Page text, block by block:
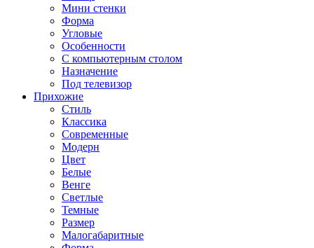
Мини стенки
Форма
Угловые
Особенности
С компьютерным столом
Назначение
Под телевизор
Прихожие
Стиль
Классика
Современные
Модерн
Цвет
Белые
Венге
Светлые
Темные
Размер
Малогабаритные